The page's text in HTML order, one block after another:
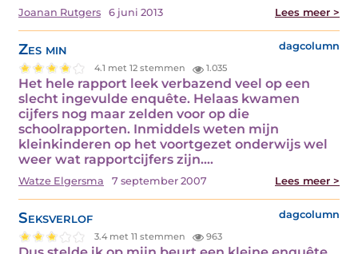
Joanan Rutgers 6 juni 2013 Lees meer >
Zes min dagcolumn
4.1 met 12 stemmen 1.035
Het hele rapport leek verbazend veel op een
slecht ingevulde enquête. Helaas kwamen
cijfers nog maar zelden voor op die
schoolrapporten. Inmiddels weten mijn
kleinkinderen op het voortgezet onderwijs wel
weer wat rapportcijfers zijn.…
Watze Elgersma 7 september 2007 Lees meer >
Seksverlof dagcolumn
3.4 met 11 stemmen 963